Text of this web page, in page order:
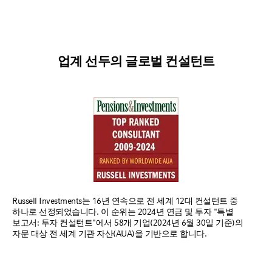
업계 선두의 글로벌 컨설턴트
Russell Investments는 16년 연속으로 전 세계 12대 컨설턴트 중
하나로 선정되었습니다. 이 순위는 2024년 연금 및 투자 "특별
보고서: 투자 컨설턴트"에서 58개 기업(2024년 6월 30일 기준)의
자문 대상 전 세계 기관 자산(AUA)을 기반으로 합니다.